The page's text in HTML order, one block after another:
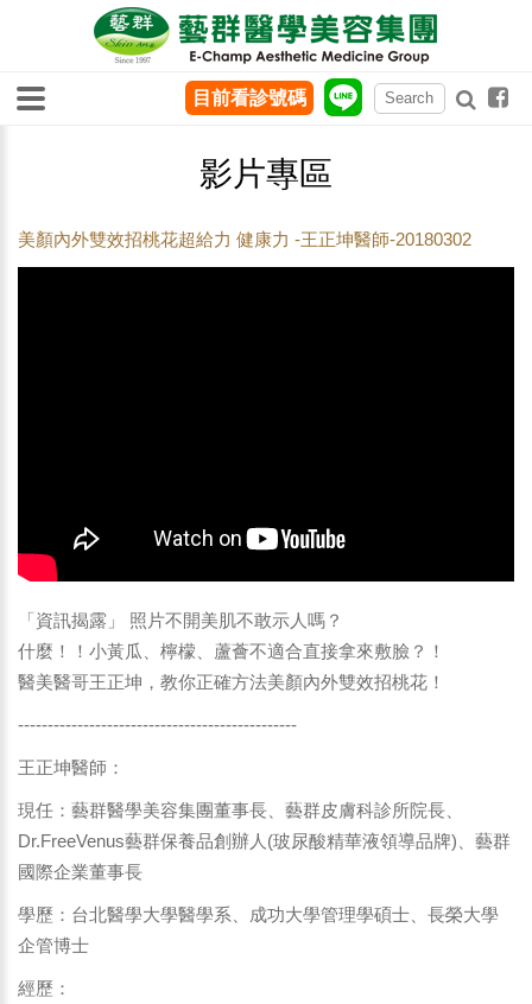
影片專區
美顏內外雙效招桃花超給力 健康力 -王正坤醫師-20180302
「資訊揭露」 照片不開美肌不敢示人嗎？
什麼！！小黃瓜、檸檬、蘆薈不適合直接拿來敷臉？！
醫美醫哥王正坤，教你正確方法美顏內外雙效招桃花！
-----------------------------------------------
王正坤醫師：
現任：藝群醫學美容集團董事長、藝群皮膚科診所院長、
Dr.FreeVenus藝群保養品創辦人(玻尿酸精華液領導品牌)、藝群
國際企業董事長
學歷：台北醫學大學醫學系、成功大學管理學碩士、長榮大學
企管博士
經歷：
目前看診號碼